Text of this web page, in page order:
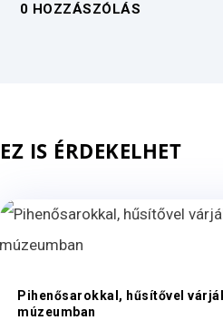
0 HOZZÁSZÓLÁS
EZ IS ÉRDEKELHET
Pihenősarokkal, hűsítővel
múzeumban